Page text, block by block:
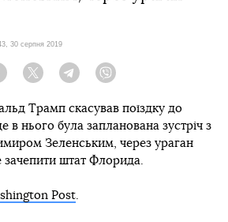
30 серпня 2019
Facebook Twitter Telegram
Трамп скасував поїздку до
нього була запланована зустріч з
Зеленським, через ураган
штат Флорида.
Post